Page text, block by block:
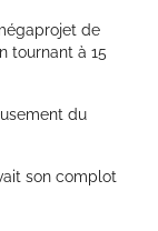
de
tournant à 15
du
son complot